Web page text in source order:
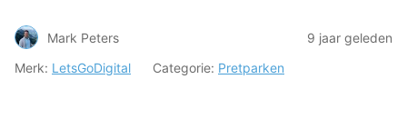
Mark Peters
9 jaar geleden
Merk: LetsGoDigital Categorie: Pretparken